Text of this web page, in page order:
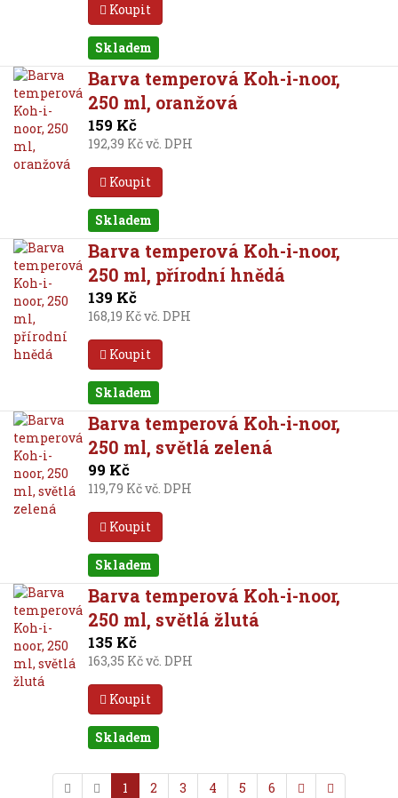
Koupit
Skladem
Barva temperová Koh-i-noor,
250 ml, oranžová
159 Kč
192,39 Kč vč. DPH
Koupit
Skladem
Barva temperová Koh-i-noor,
250 ml, přírodní hnědá
139 Kč
168,19 Kč vč. DPH
Koupit
Skladem
Barva temperová Koh-i-noor,
250 ml, světlá zelená
99 Kč
119,79 Kč vč. DPH
Koupit
Skladem
Barva temperová Koh-i-noor,
250 ml, světlá žlutá
135 Kč
163,35 Kč vč. DPH
Koupit
Skladem
1 2 3 4 5 6